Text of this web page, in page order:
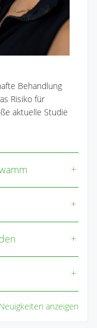
Behandlung
Risiko für
aktuelle Studie
anzeigen